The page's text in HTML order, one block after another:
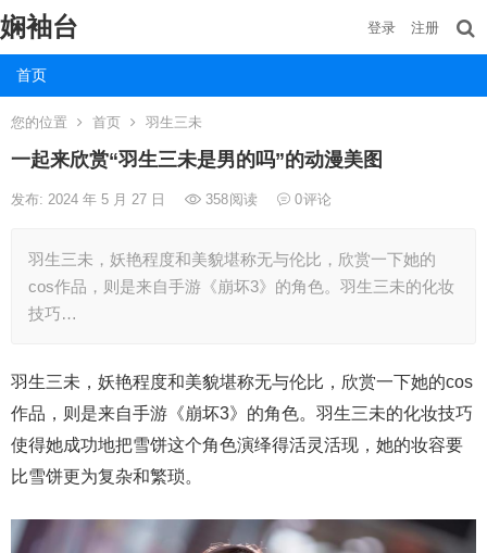
娴袖台
首页
登录 注册
您的位置 首页 羽生三未
一起来欣赏“羽生三未是男的吗”的动漫美图
发布: 2024 年 5 月 27 日 358阅读 0评论
羽生三未，妖艳程度和美貌堪称无与伦比，欣赏一下她的
cos作品，则是来自手游《崩坏3》的角色。羽生三未的化妆
技巧…
羽生三未，妖艳程度和美貌堪称无与伦比，欣赏一下她的cos
作品，则是来自手游《崩坏3》的角色。羽生三未的化妆技巧
使得她成功地把雪饼这个角色演绎得活灵活现，她的妆容要
比雪饼更为复杂和繁琐。